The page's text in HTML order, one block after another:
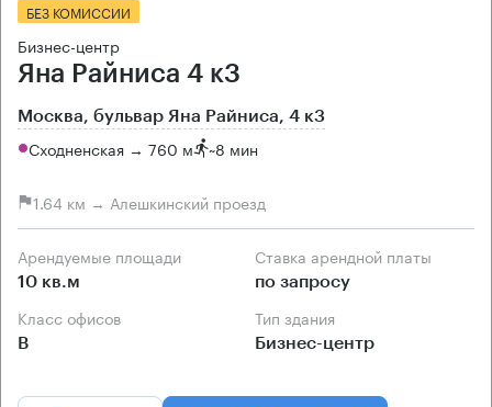
БЕЗ КОМИССИИ
Бизнес-центр
Яна Райниса 4 к3
Москва, бульвар Яна Райниса, 4 к3
Сходненская → 760 м ~8 мин
1.64 км → Алешкинский проезд
Арендуемые площади
10 кв.м
Ставка арендной платы
по запросу
Класс офисов
B
Тип здания
Бизнес-центр